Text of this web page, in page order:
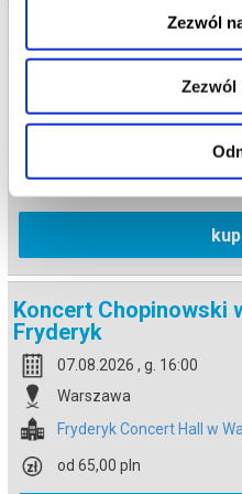
Zezwól
Zezwól
Koncert Chopinowski
Fryderyk
07.08.2026 , g. 14:30
Warszawa
Fryderyk Concert Hall w
od 65,00 pln
Koncert Chopinowski
Fryderyk
07.08.2026 , g. 16:00
Warszawa
Fryderyk Concert Hall w
od 65,00 pln